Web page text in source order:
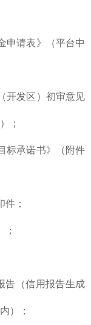
申请表》（平台中
开发区）初审意见
；
标承诺书》（附件
；
告（信用报告生成
）；